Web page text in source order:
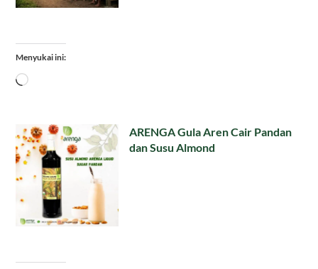
Menyukai ini:
Memuat...
ARENGA Gula Aren Cair Pandan
dan Susu Almond